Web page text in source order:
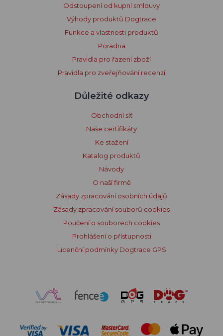
Odstoupení od kupní smlouvy
Výhody produktů Dogtrace
Funkce a vlastnosti produktů
Poradna
Pravidla pro řazení zboží
Pravidla pro zveřejňování recenzí
Důležité odkazy
Obchodní síť
Naše certifikáty
Ke stažení
Katalog produktů
Návody
O naší firmě
Zásady zpracování osobních údajů
Zásady zpracování souborů cookies
Poučení o souborech cookies
Prohlášení o přístupnosti
Licenční podmínky Dogtrace GPS